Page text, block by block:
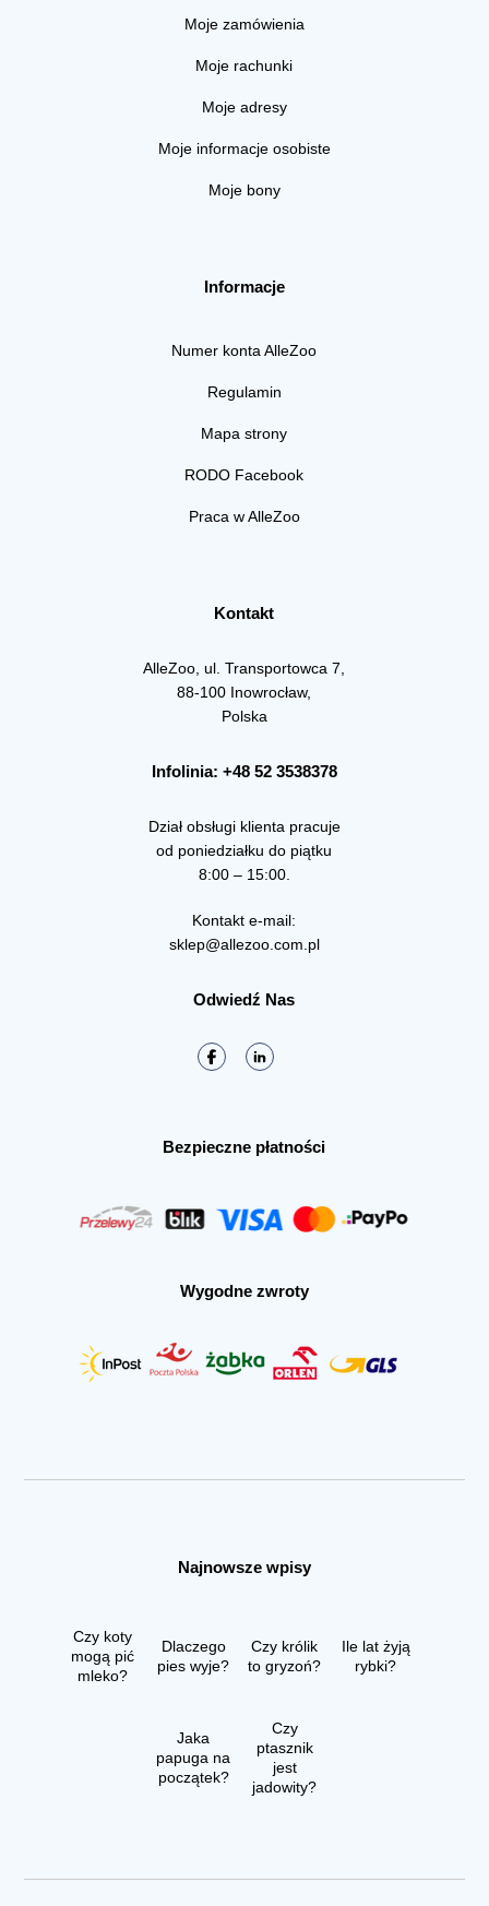
Moje zamówienia
Moje rachunki
Moje adresy
Moje informacje osobiste
Moje bony
Informacje
Numer konta AlleZoo
Regulamin
Mapa strony
RODO Facebook
Praca w AlleZoo
Kontakt
AlleZoo, ul. Transportowca 7,
88-100 Inowrocław,
Polska
Infolinia: +48 52 3538378
Dział obsługi klienta pracuje
od poniedziałku do piątku
8:00 – 15:00.
Kontakt e-mail:
sklep@allezoo.com.pl
Odwiedź Nas
Bezpieczne płatności
Wygodne zwroty
Najnowsze wpisy
Czy koty
mogą pić
mleko?
Dlaczego
pies wyje?
Czy królik
to gryzoń?
Ile lat żyją
rybki?
Jaka
papuga na
początek?
Czy
ptasznik
jest
jadowity?